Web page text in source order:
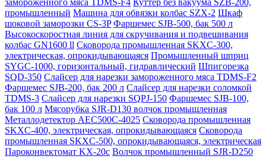
замороженного мяса TDMS-F4 Куттер без вакуума SZB-200,
промышленный Машина для обвязки колбас SZX-2 Шкаф
шоковой заморозки CS-3P Фаршемес SJB-500, бак 500 л
Высокоскоростная линия для скручивания и подвешивания
колбас GN1600 ll Сковорода промышленная SKXC-300,
электрическая, опрокидывающаяся Промышленный шприц
SYGC-1000, горизонтальный, гидравлический Шпигорезка
SQD-350 Слайсер для нарезки замороженного мяса TDMS-F2
Фаршемес SJB-200, бак 200 л Слайсер для нарезки соломкой
TDMS-3 Слайсер для нарезки SQPJ-150 Фаршемес SJB-100,
бак 100 л Мясорубка SJR-D130 волчок промышленная
Металлодетектор AEC500C-4025 Сковорода промышленная
SKXC-400, электрическая, опрокидывающаяся Сковорода
промышленная SKXC-500, опрокидывающаяся, электрическая
Пароконвектомат KX-20c Волчок промышленный SJR-D250